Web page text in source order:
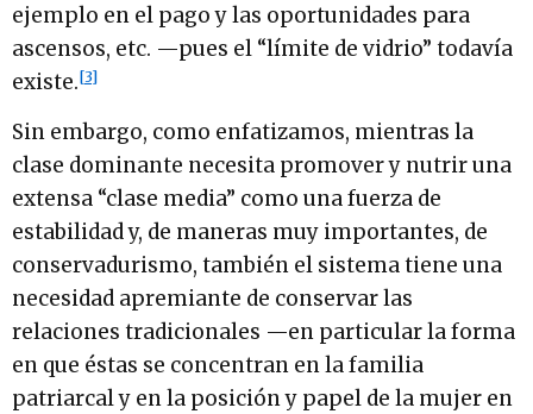
ejemplo en el pago y las oportunidades para
ascensos, etc. —pues el “límite de vidrio” todavía
existe.[3]
Sin embargo, como enfatizamos, mientras la
clase dominante necesita promover y nutrir una
extensa “clase media” como una fuerza de
estabilidad y, de maneras muy importantes, de
conservadurismo, también el sistema tiene una
necesidad apremiante de conservar las
relaciones tradicionales —en particular la forma
en que éstas se concentran en la familia
patriarcal y en la posición y papel de la mujer en